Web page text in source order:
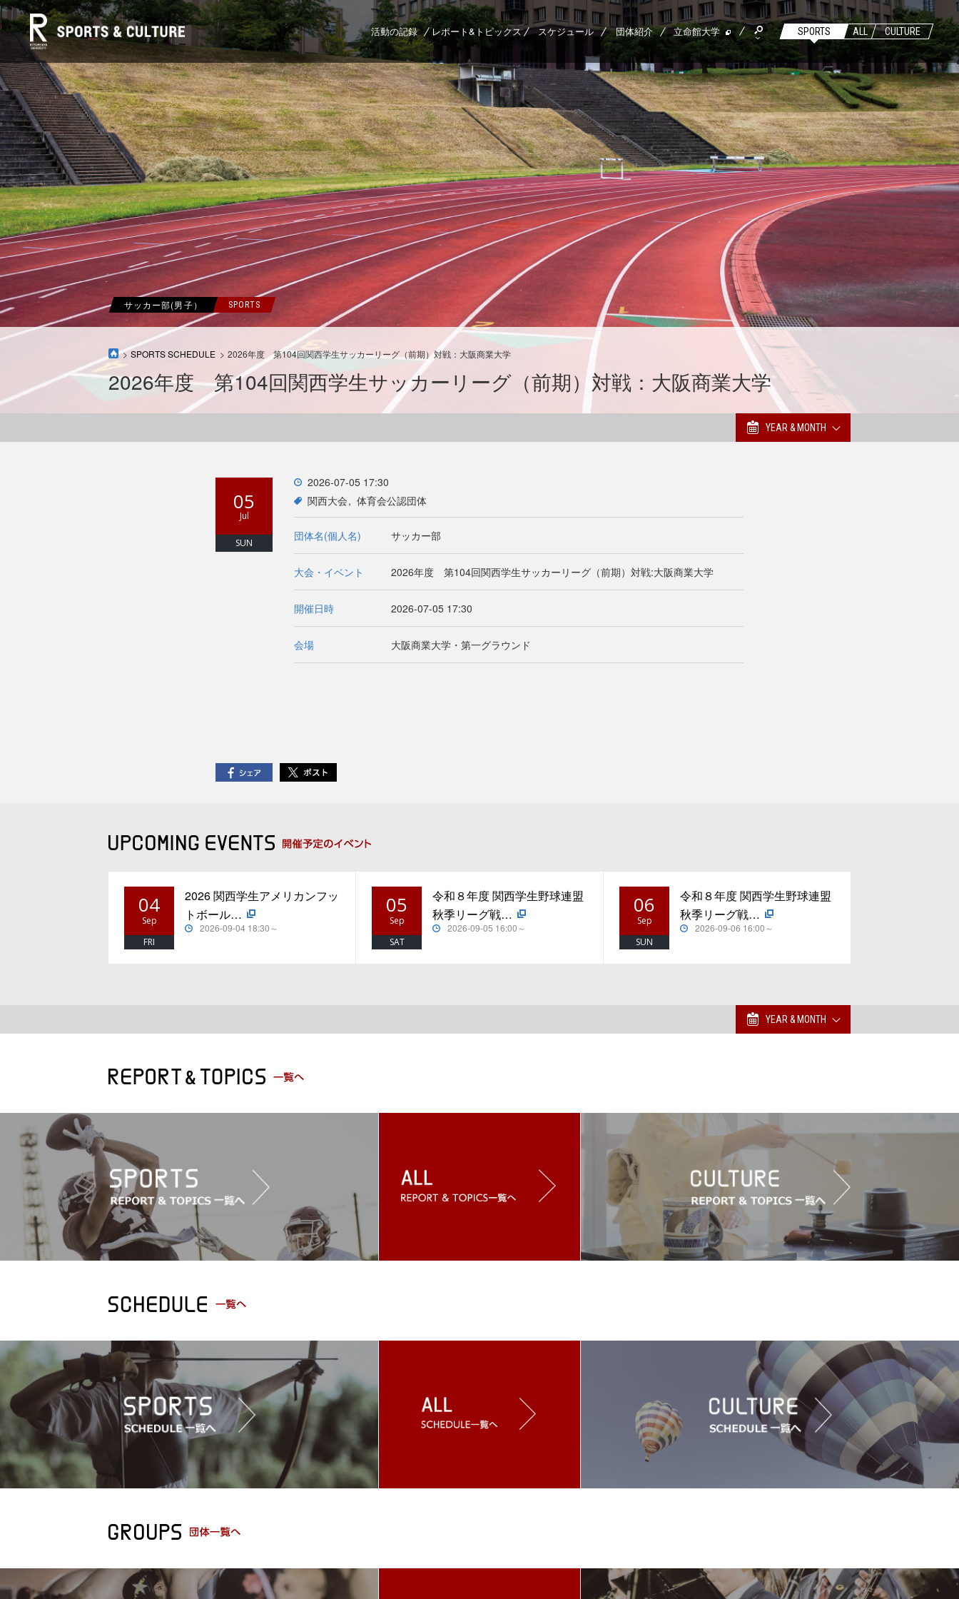
活動の記録 レポート&トピックス スケジュール 団体紹介 立命館大学 SPORTS ALL CULTURE
サッカー部(男子） SPORTS
SPORTS SCHEDULE 2026年度 第104回関西学生サッカーリーグ（前期）対戦：大阪商業大学
2026年度 第104回関西学生サッカーリーグ（前期）対戦：大阪商業大学
YEAR & MONTH
05
Jul
SUN
2026-07-05 17:30
関西大会
体育会公認団体
団体名(個人名) サッカー部
大会・イベント 2026年度 第104回関西学生サッカーリーグ（前期）対戦:大阪商業大学
開催日時 2026-07-05 17:30
会場 大阪商業大学・第一グラウンド
04
Sep
FRI
2026 関西学生アメリカンフッ
トボール…
2026-09-04 18:30～
05
Sep
SAT
令和８年度 関西学生野球連盟
秋季リーグ戦…
2026-09-05 16:00～
06
Sep
SUN
令和８年度 関西学生野球連盟
秋季リーグ戦…
2026-09-06 16:00～
YEAR & MONTH